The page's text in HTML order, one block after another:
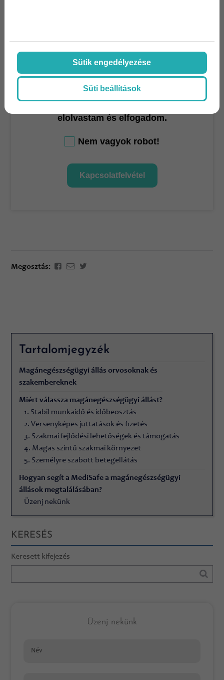
Üzenet
Azadatvédelmi nyilatkozatot
elolvastam és elfogadom.
Nem vagyok robot!
Kapcsolatfelvétel
Megosztás:
Tartalomjegyzék
Magánegészségügyi állás orvosoknak és
szakembereknek
Miért válassza magánegészségügyi állást?
1. Stabil munkaidő és időbeosztás
2. Versenyképes juttatások és fizetés
3. Szakmai fejlődési lehetőségek és támogatás
4. Magas szintű szakmai környezet
5. Személyre szabott betegellátás
Hogyan segít a MediSafe a magánegészségügyi
állások megtalálásában?
Üzenj nekünk
KERESÉS
Keresett kifejezés
Üzenj nekünk
Név
Sütik engedélyezése
Süti beállítások